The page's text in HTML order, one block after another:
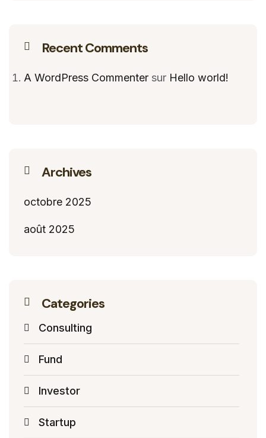
Recent Comments
A WordPress Commenter sur Hello world!
Archives
octobre 2025
août 2025
Categories
Consulting
Fund
Investor
Startup